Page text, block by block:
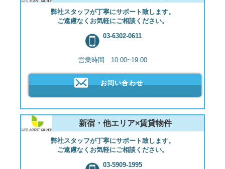
弊社スタッフが丁寧にサポート致します。
ご遠慮なくお気軽にご相談ください。
03-6302-0611
営業時間 10:00~19:00
お問い合わせ
新宿・他エリア×賃貸物件
弊社スタッフが丁寧にサポート致します。
ご遠慮なくお気軽にご相談ください。
03-5909-1995